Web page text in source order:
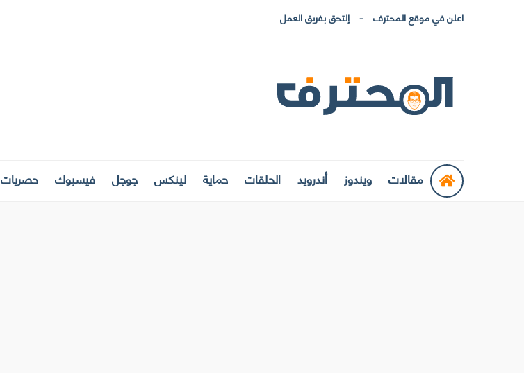
اعلن في موقع المحترف إلتحق بفريق العمل
مقالات ويندوز أندرويد الحلقات حماية لينكس جوجل فيسبوك حصريات